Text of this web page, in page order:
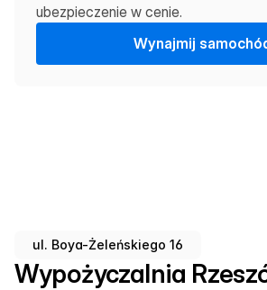
ubezpieczenie w cenie.
Wynajmij samochó
ul. Boya-Żeleńskiego 16
Wypożyczalnia